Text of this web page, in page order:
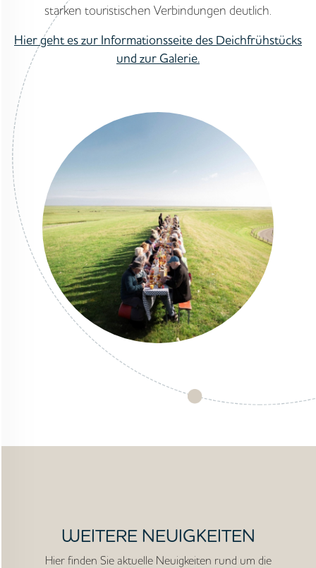
UNTERNEHMEN
starken touristischen Verbindungen deutlich.
Hier geht es zur Informationsseite des Deichfrühstücks
und zur Galerie.
WEITERE NEUIGKEITEN
Hier finden Sie aktuelle Neuigkeiten rund um die